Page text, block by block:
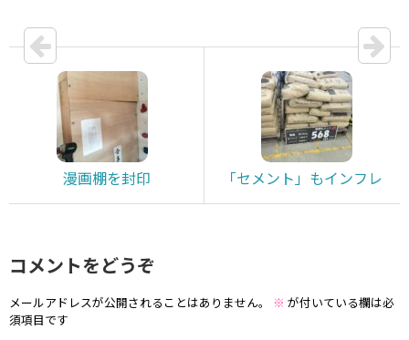
漫画棚を封印 「セメント」もインフレ
コメントをどうぞ
メールアドレスが公開されることはありません。 ※ が付いている欄は必
須項目です